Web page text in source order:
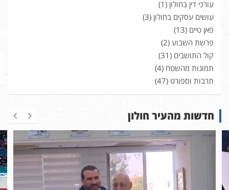
עורכי דין בחולון (1)
עושים עסקים בחולון (3)
פאן טיים (13)
פרשת השבוע (2)
קול התושבים (31)
תמונות מהשטח (4)
תרבות וספורט (47)
חדשות מהעיר חולון